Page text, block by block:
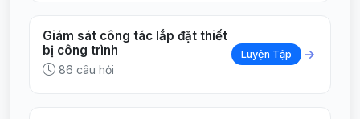
Giám sát công tác lắp đặt thiết
bị công trình
86 câu hỏi
Luyện Tập